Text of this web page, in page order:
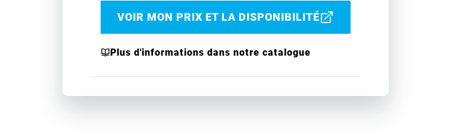
VOIR MON PRIX ET LA DISPONIBILITÉ
Plus d'informations dans notre catalogue